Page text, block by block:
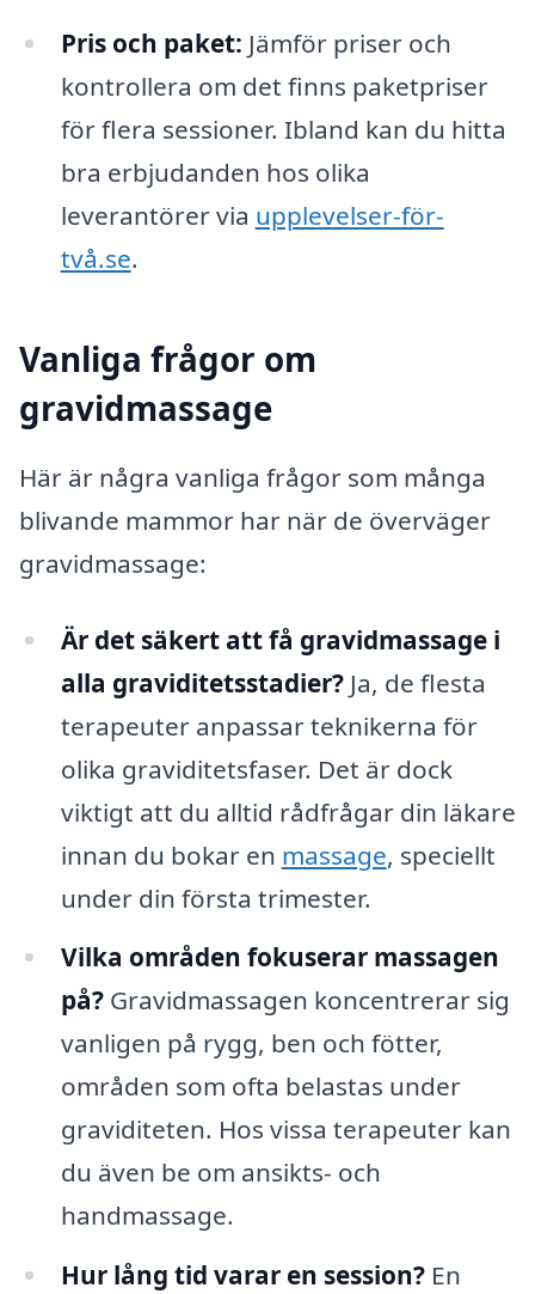
Pris och paket: Jämför priser och
kontrollera om det finns paketpriser
för flera sessioner. Ibland kan du hitta
bra erbjudanden hos olika
leverantörer via upplevelser-för-
två.se.
Vanliga frågor om
gravidmassage
Här är några vanliga frågor som många
blivande mammor har när de överväger
gravidmassage:
Är det säkert att få gravidmassage i
alla graviditetsstadier?Ja, de flesta
terapeuter anpassar teknikerna för
olika graviditetsfaser. Det är dock
viktigt att du alltid rådfrågar din läkare
innan du bokar en massage, speciellt
under din första trimester.
Vilka områden fokuserar massagen
på?Gravidmassagen koncentrerar sig
vanligen på rygg, ben och fötter,
områden som ofta belastas under
graviditeten. Hos vissa terapeuter kan
du även be om ansikts- och
handmassage.
Hur lång tid varar en session?En